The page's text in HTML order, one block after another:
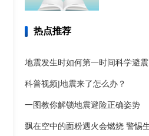
热点推荐
地震发生时如何第一时间科学避震
科普视频|地震来了怎么办？
一图教你解锁地震避险正确姿势